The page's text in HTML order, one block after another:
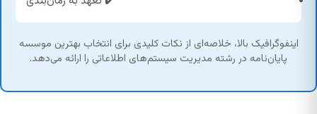
اینفوگرافیک بالا، خلاصه‌ای از نکات کلیدی برای انتخاب بهترین موسسه
پایان‌نامه در رشته مدیریت سیستم‌های اطلاعاتی را ارائه می‌دهد.